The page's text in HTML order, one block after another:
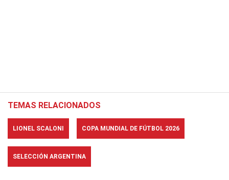
TEMAS RELACIONADOS
LIONEL SCALONI COPA MUNDIAL DE FÚTBOL 2026
SELECCIÓN ARGENTINA